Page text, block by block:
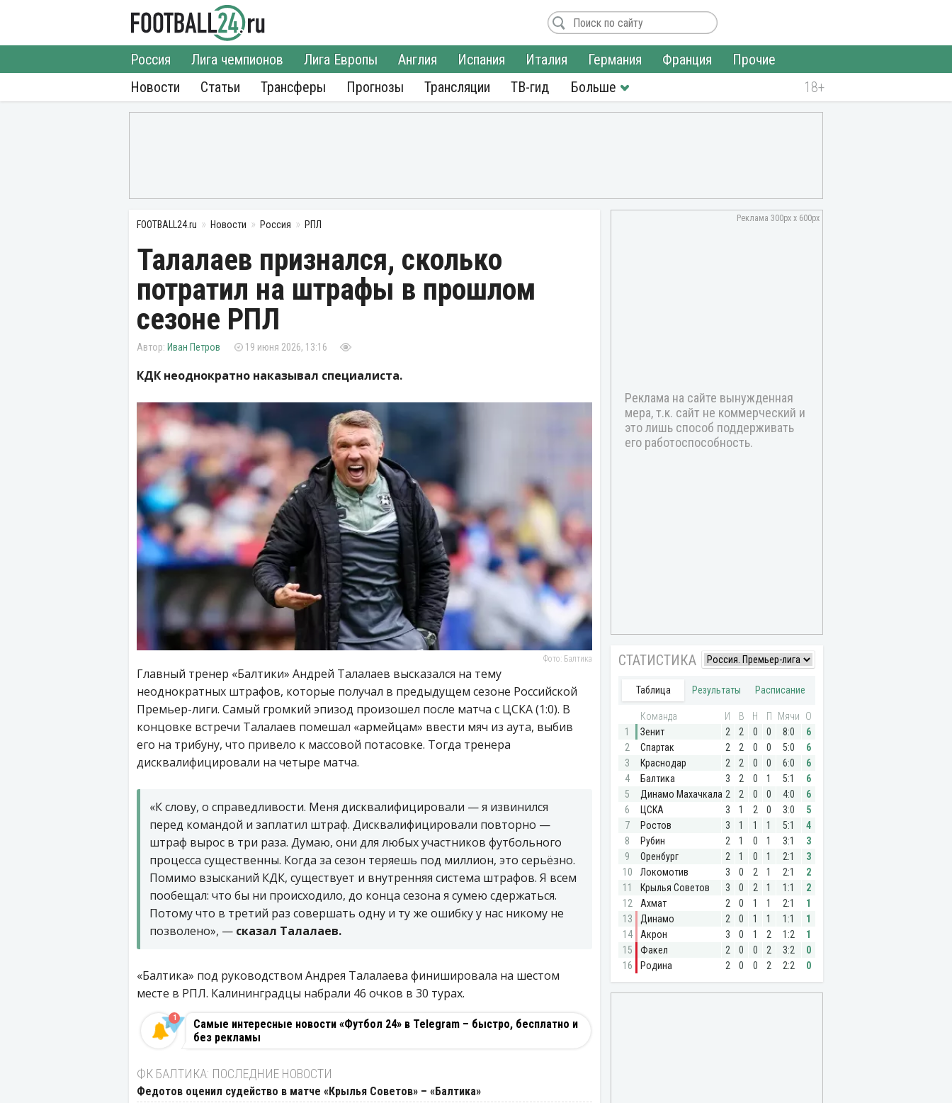
Новости
Россия Лига чемпионов Лига Европы Англия Испания Италия Германия Франция
Прочие
Статьи
Трансферы Прогнозы Трансляции ТВ-гид
FOOTBALL24.ru Новости Россия РПЛ
Талалаев признался, сколько
потратил на штрафы в прошлом
сезоне РПЛ
Иван Петров 19 июня 2026, 13:16
КДК неоднократно наказывал специалиста.
Фото: Балтика
Главный тренер «Балтики» Андрей Талалаев высказался на тему
неоднократных штрафов, которые получал в предыдущем сезоне Российской
Премьер-лиги. Самый громкий эпизод произошел после матча с ЦСКА (1:0). В
концовке встречи Талалаев помешал «армейцам» ввести мяч из аута, выбив
его на трибуну, что привело к массовой потасовке. Тогда тренера
дисквалифицировали на четыре матча.
«К слову, о справедливости. Меня дисквалифицировали — я извинился
перед командой и заплатил штраф. Дисквалифицировали повторно —
штраф вырос в три раза. Думаю, они для любых участников футбольного
процесса существенны. Когда за сезон теряешь под миллион, это серьёзно.
Помимо взысканий КДК, существует и внутренняя система штрафов. Я всем
пообещал: что бы ни происходило, до конца сезона я сумею сдержаться.
Потому что в третий раз совершать одну и ту же ошибку у нас никому не
позволено», — сказал Талалаев.
«Балтика» под руководством Андрея Талалаева финишировала на шестом
месте в РПЛ. Калининградцы набрали 46 очков в 30 турах.
Самые интересные новости «Футбол 24» в Telegram – быстро, бесплатно и
без рекламы
1
ФК БАЛТИКА: ПОСЛЕДНИЕ НОВОСТИ
Федотов оценил судейство в матче «Крылья Советов» – «Балтика»